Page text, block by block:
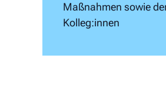
Maßnahmen sowie
Kolleg:innen